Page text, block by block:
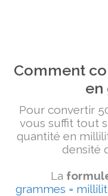
Comment
en
Pour convertir
vous suffit tout
quantité en
densité
La
grammes =